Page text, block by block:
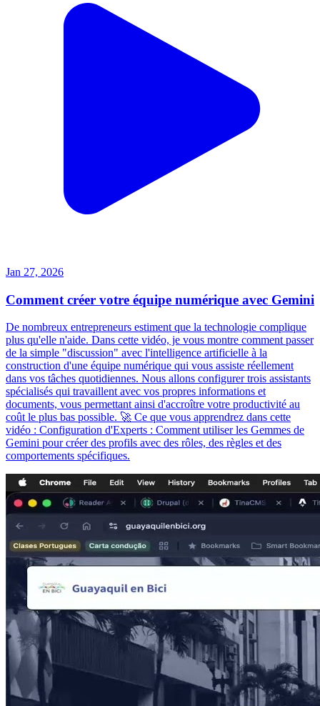
Jan 27, 2026
Comment créer votre équipe numérique avec Gemini
De nombreux entrepreneurs estiment que la technologie complique
plus qu'elle n'aide. Dans cette vidéo, je vous montre comment passer
de la simple "discussion" avec l'intelligence artificielle à la
construction d'une équipe numérique qui vous assiste réellement
dans vos tâches quotidiennes. Nous allons configurer trois assistants
spécialisés qui travaillent avec vos propres informations et
documents, vous permettant ainsi d'accroître votre productivité au
coût le plus bas possible. 🚀 Ce que vous apprendrez dans cette
vidéo : Configuration d'Experts : Comment utiliser les Gemmes de
Gemini pour créer des profils avec des rôles, des règles et des
comportements spécifiques.